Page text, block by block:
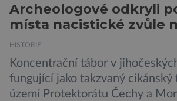
Archeologové odkryli
místa nacistické zvůle
HISTORIE
Koncentrační tábor v
fungující jako takzvaný cikánský
území Protektorátu Čechy a